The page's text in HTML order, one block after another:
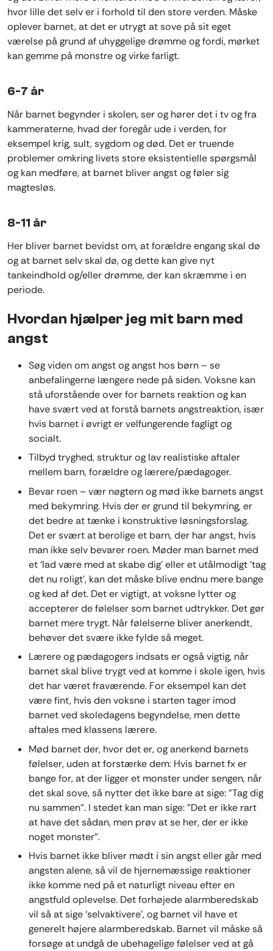
hvor lille det selv er i forhold til den store verden. Måske
oplever barnet, at det er utrygt at sove på sit eget
værelse på grund af uhyggelige drømme og fordi, mørket
kan gemme på monstre og virke farligt.
6-7 år
Når barnet begynder i skolen, ser og hører det i tv og fra
kammeraterne, hvad der foregår ude i verden, for
eksempel krig, sult, sygdom og død. Det er truende
problemer omkring livets store eksistentielle spørgsmål
og kan medføre, at barnet bliver angst og føler sig
magtesløs.
8-11 år
Her bliver barnet bevidst om, at forældre engang skal dø
og at barnet selv skal dø, og dette kan give nyt
tankeindhold og/eller drømme, der kan skræmme i en
periode.
Hvordan hjælper jeg mit barn med
angst
Søg viden om angst og angst hos børn – se
anbefalingerne længere nede på siden. Voksne kan
stå uforstående over for barnets reaktion og kan
have svært ved at forstå barnets angstreaktion, især
hvis barnet i øvrigt er velfungerende fagligt og
socialt.
Tilbyd tryghed, struktur og lav realistiske aftaler
mellem barn, forældre og lærere/pædagoger.
Bevar roen – vær nøgtern og mød ikke barnets angst
med bekymring. Hvis der er grund til bekymring, er
det bedre at tænke i konstruktive løsningsforslag.
Det er svært at berolige et barn, der har angst, hvis
man ikke selv bevarer roen. Møder man barnet med
et ‘lad være med at skabe dig’ eller et utålmodigt ‘tag
det nu roligt’, kan det måske blive endnu mere bange
og ked af det. Det er vigtigt, at voksne lytter og
accepterer de følelser som barnet udtrykker. Det gør
barnet mere trygt. Når følelserne bliver anerkendt,
behøver det svære ikke fylde så meget.
Lærere og pædagogers indsats er også vigtig, når
barnet skal blive trygt ved at komme i skole igen, hvis
det har været fraværende. For eksempel kan det
være fint, hvis den voksne i starten tager imod
barnet ved skoledagens begyndelse, men dette
aftales med klassens lærere.
Mød barnet der, hvor det er, og anerkend barnets
følelser, uden at forstærke dem: Hvis barnet fx er
bange for, at der ligger et monster under sengen, når
det skal sove, så nytter det ikke bare at sige: ”Tag dig
nu sammen”. I stedet kan man sige: ”Det er ikke rart
at have det sådan, men prøv at se her, der er ikke
noget monster”.
Hvis barnet ikke bliver mødt i sin angst eller går med
angsten alene, så vil de hjernemæssige reaktioner
ikke komme ned på et naturligt niveau efter en
angstfuld oplevelse. Det forhøjede alarmberedskab
vil så at sige ‘selvaktivere’, og barnet vil have et
generelt højere alarmberedskab. Barnet vil måske så
forsøge at undgå de ubehagelige følelser ved at gå